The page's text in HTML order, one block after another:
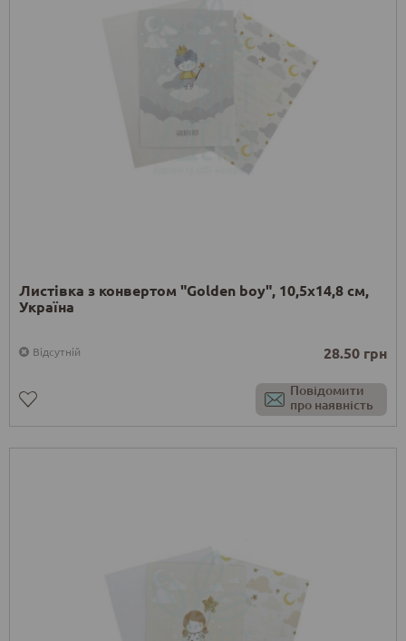
Листівка з конвертом "Golden boy", 10,5х14,8 см,
Україна
Відсутній 28.50 грн
Повідомити
про наявність